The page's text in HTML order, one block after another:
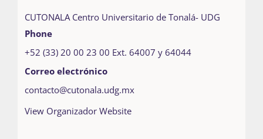
CUTONALA Centro Universitario de Tonalá- UDG
Phone
+52 (33) 20 00 23 00 Ext. 64007 y 64044
Correo electrónico
contacto@cutonala.udg.mx
View Organizador Website